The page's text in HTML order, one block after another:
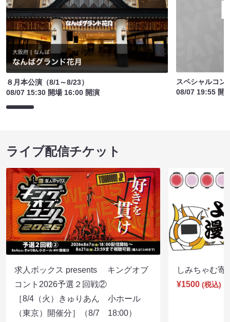
８月本公演（8/1～8/23）
08/07 15:30 開場 16:00 開演
スペシャルコン
08/07 19:55 開
ライブ配信チケット
求人ボックス presents キングオブ
コント2026予選２回戦②
［8/4（火）きゅりあん 小ホール
（東京）開催分］（8/7 18:00）
しみちゃむ
¥1500 (税込)